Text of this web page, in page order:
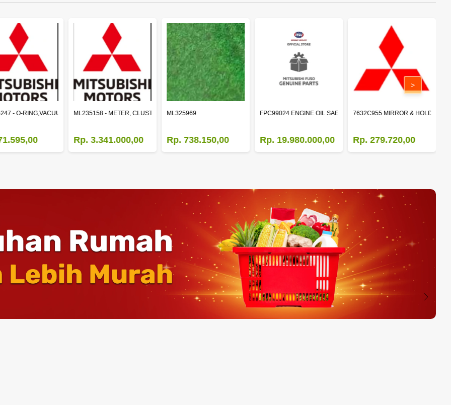
- O-RING,VACUUM PUMPML235158 - METER, CLUSTER CANTER
Rp. 3.341.000,00
ML325969
Rp. 738.150,00
FPC99024 ENGINE OIL SAE 15W-40 API CI-4 (200L)
Rp. 19.980.000,00
7632C955 MIRROR &
Rp. 279.720,00
>